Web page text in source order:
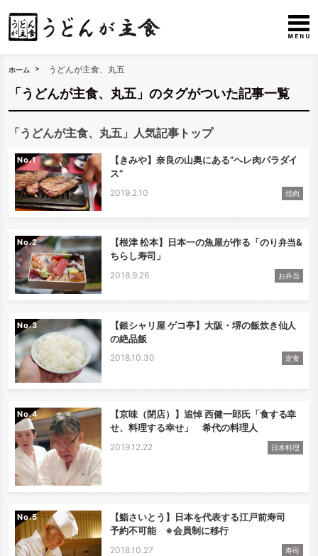
ホーム うどんが主食、丸五
「うどんが主食、丸五」のタグがついた記事一覧
「うどんが主食、丸五」人気記事トップ
No.
【きみや】奈良の山奥にある”ヘレ肉パラダイ
ス”
2019.2.10 焼肉
No.
【根津 松本】日本一の魚屋が作る「のり弁当&
ちらし寿司」
2018.9.26 お弁当
No.
【銀シャリ屋 ゲコ亭】大阪・堺の飯炊き仙人
の絶品飯
2018.10.30 定食
No.
【京味（閉店）】追悼 西健一郎氏「食する幸
せ、料理する幸せ」 希代の料理人
2019.12.22 日本料理
No.
【鮨さいとう】日本を代表する江戸前寿司
予約不可能 ※会員制に移行
2018.10.27 寿司